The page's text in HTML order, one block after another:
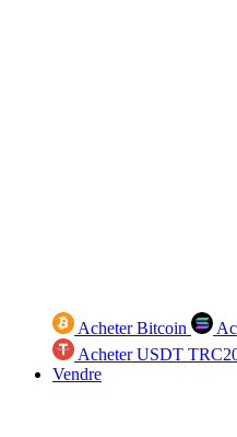
Acheter Bitcoin
Acheter USDT
Vendre